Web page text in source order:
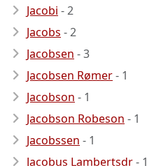
Jacobi - 2
Jacobs - 2
Jacobsen - 3
Jacobsen Rømer- 1
Jacobson - 1
Jacobson Robeson - 1
Jacobssen - 1
Jacobus Lambertsdr- 1